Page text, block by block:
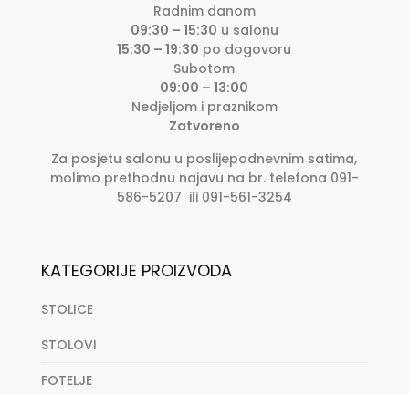
Radnim danom
09:30 – 15:30 u salonu
15:30 – 19:30 po dogovoru
Subotom
09:00 – 13:00
Nedjeljom i praznikom
Zatvoreno
Za posjetu salonu u poslijepodnevnim satima,
molimo prethodnu najavu na br. telefona 091-
586-5207 ili 091-561-3254
KATEGORIJE PROIZVODA
STOLICE
STOLOVI
FOTELJE